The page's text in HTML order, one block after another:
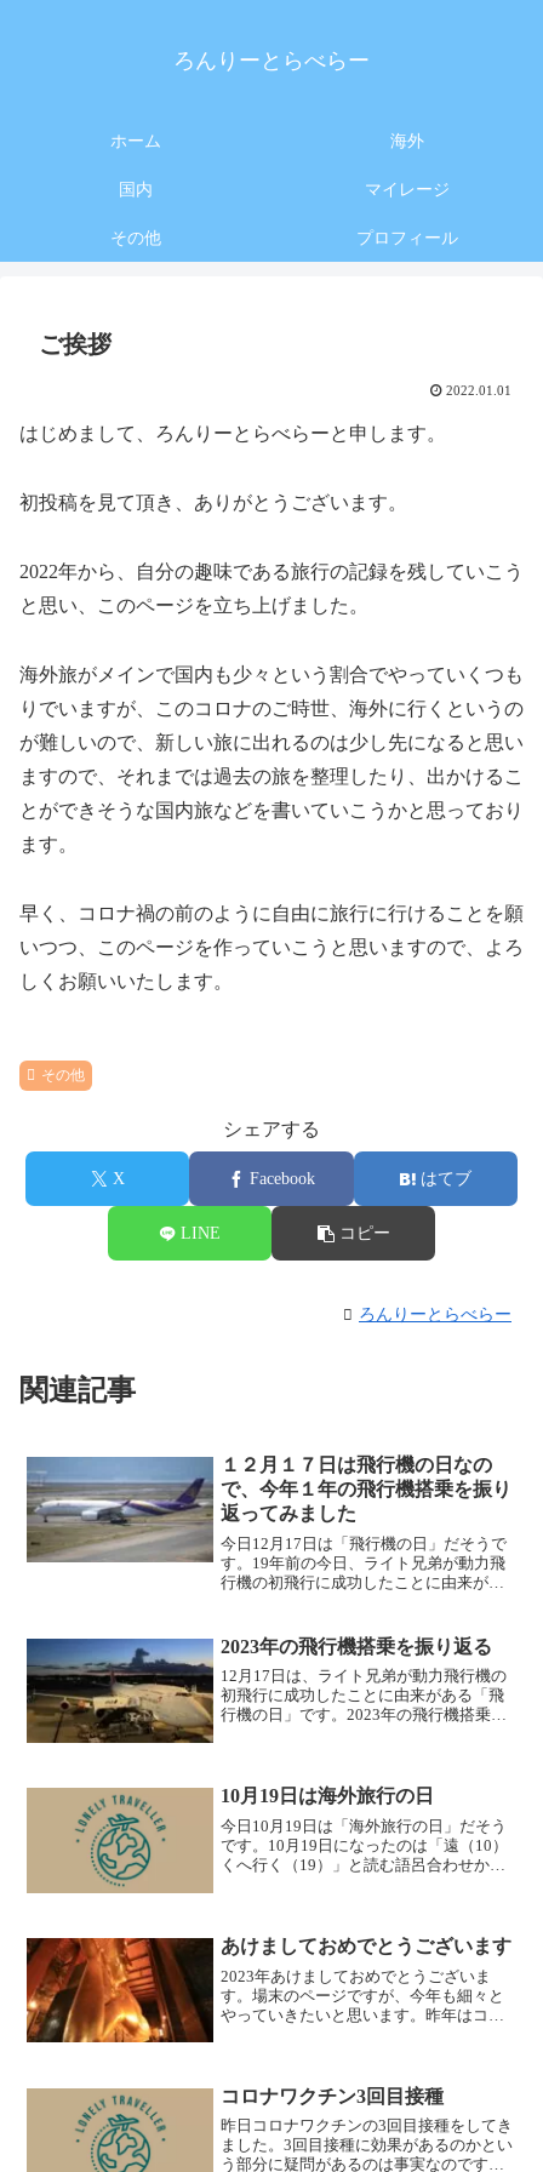
ろんりーとらべらー
ホーム 海外
国内 マイレージ
その他 プロフィール
ご挨拶
2022.01.01
はじめまして、ろんりーとらべらーと申します。
初投稿を見て頂き、ありがとうございます。
2022年から、自分の趣味である旅行の記録を残していこう
と思い、このページを立ち上げました。
海外旅がメインで国内も少々という割合でやっていくつも
りでいますが、このコロナのご時世、海外に行くというの
が難しいので、新しい旅に出れるのは少し先になると思い
ますので、それまでは過去の旅を整理したり、出かけるこ
とができそうな国内旅などを書いていこうかと思っており
ます。
早く、コロナ禍の前のように自由に旅行に行けることを願
いつつ、このページを作っていこうと思いますので、よろ
しくお願いいたします。
その他
シェアする
X Facebook はてブ
LINE コピー
ろんりーとらべらー
関連記事
１２月１７日は飛行機の日なの
で、今年１年の飛行機搭乗を振り
返ってみました
今日12月17日は「飛行機の日」だそうで
す。19年前の今日、ライト兄弟が動力飛
行機の初飛行に成功したことに由来があ
ます。2022年の飛行機搭乗回数は日本国
内線 全日...
2023年の飛行機搭乗を振り返る
12月17日は、ライト兄弟が動力飛行機の
初飛行に成功したことに由来がある「飛
行機の日」です。2023年の飛行機搭乗を
10月19日は海外旅行の日
今日10月19日は「海外旅行の日」だそう
です。10月19日になったのは「遠（10）
くへ行く（19）」と読む語呂合わせから
す。知りませ...
あけましておめでとうございます
2023年あけましておめでとうございま
す。場末のページですが、今年も細々と
やっていきたいと思います。昨年はコロ
きた1年でした。20...
コロナワクチン3回目接種
昨日コロナワクチンの3回目接種をしてき
ました。3回目接種に効果があるのかとい
う部分に疑問があるのは事実なのです